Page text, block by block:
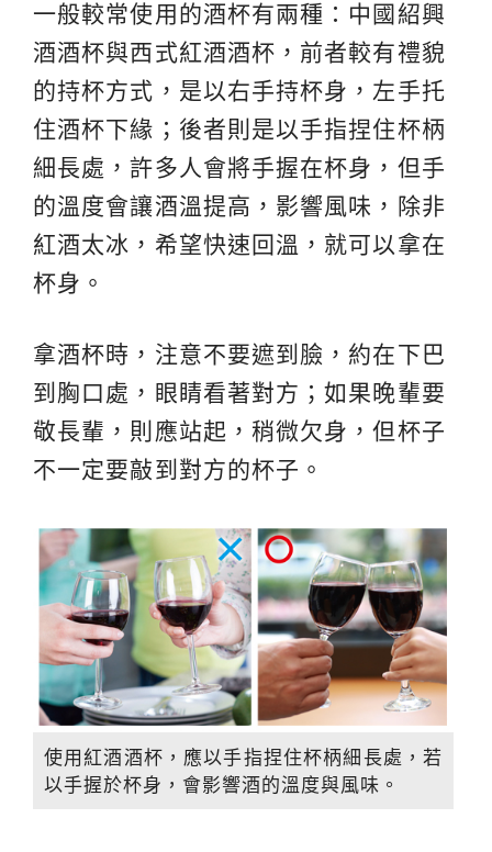
一般較常使用的酒杯有兩種：中國紹興
酒酒杯與西式紅酒酒杯，前者較有禮貌
的持杯方式，是以右手持杯身，左手托
住酒杯下緣；後者則是以手指捏住杯柄
細長處，許多人會將手握在杯身，但手
的溫度會讓酒溫提高，影響風味，除非
紅酒太冰，希望快速回溫，就可以拿在
杯身。
拿酒杯時，注意不要遮到臉，約在下巴
到胸口處，眼睛看著對方；如果晚輩要
敬長輩，則應站起，稍微欠身，但杯子
不一定要敲到對方的杯子。
使用紅酒酒杯，應以手指捏住杯柄細長處，若
以手握於杯身，會影響酒的溫度與風味。